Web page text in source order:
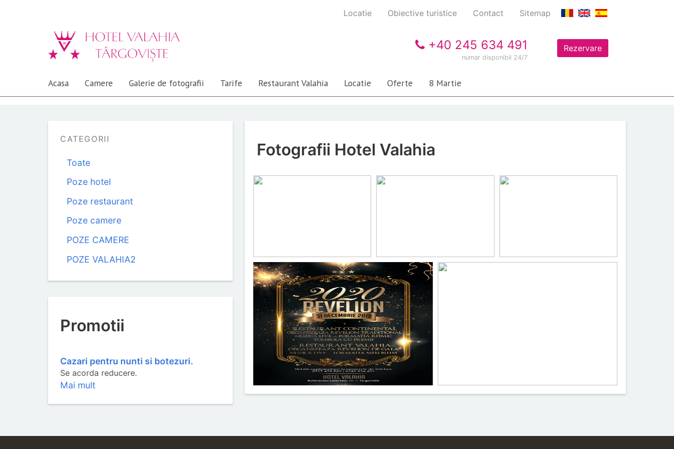
Locatie Obiective turistice Contact Sitemap
+40 245 634 491
numar disponibil 24/7
Rezervare
Acasa Camere Galerie de fotografii Tarife Restaurant Valahia Locatie Oferte 8 Martie
CATEGORII
Toate
Poze hotel
Poze restaurant
Poze camere
POZE CAMERE
POZE VALAHIA2
Promotii
Cazari pentru nunti si botezuri.
Se acorda reducere.
Mai mult
Fotografii Hotel Valahia